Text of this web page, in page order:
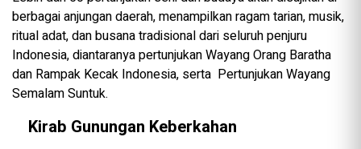
berbagai anjungan daerah, menampilkan ragam tarian, musik,
ritual adat, dan busana tradisional dari seluruh penjuru
Indonesia, diantaranya pertunjukan Wayang Orang Baratha
dan Rampak Kecak Indonesia, serta Pertunjukan Wayang
Semalam Suntuk.
Kirab Gunungan Keberkahan